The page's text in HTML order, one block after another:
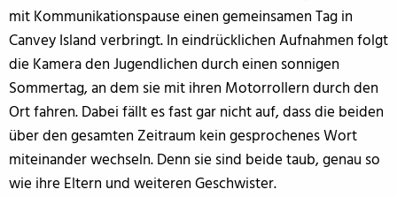
mit Kommunikationspause einen gemeinsamen Tag in
Canvey Island verbringt. In eindrücklichen Aufnahmen folgt
die Kamera den Jugendlichen durch einen sonnigen
Sommertag, an dem sie mit ihren Motorrollern durch den
Ort fahren. Dabei fällt es fast gar nicht auf, dass die beiden
über den gesamten Zeitraum kein gesprochenes Wort
miteinander wechseln. Denn sie sind beide taub, genau so
wie ihre Eltern und weiteren Geschwister.